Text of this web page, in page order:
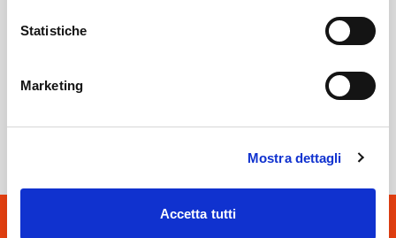
Statistiche
Marketing
Mostra dettagli
Accetta tutti